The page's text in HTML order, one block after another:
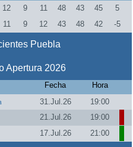
12 9 11 48 43 45
5
11 9 12 43 48 42 -5
Puebla
Apertura 2026
Fecha
Hora
31.Jul.26
19:00
21.Jul.26
19:00
17.Jul.26 21:00